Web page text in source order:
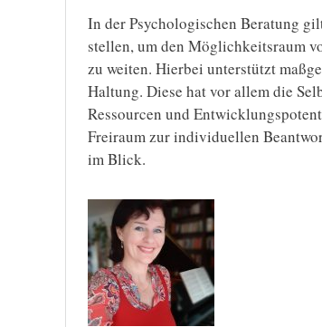
In der Psychologischen Beratung
stellen, um den Möglichkeitsraum
zu weiten. Hierbei unterstützt
Haltung. Diese hat vor allem die
Ressourcen und
Freiraum zur individuellen
im Blick.